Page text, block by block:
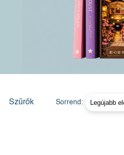
Szűrők Sorrend: